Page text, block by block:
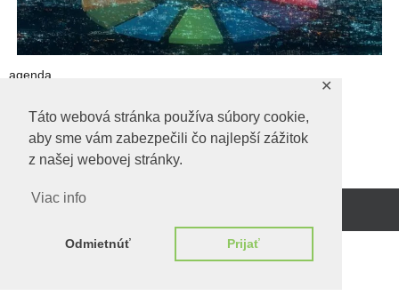
Táto webová stránka používa súbory cookie,
aby sme vám zabezpečili čo najlepší zážitok
z našej webovej stránky.
Viac info
Odmietnúť Prijať
✕
agenda